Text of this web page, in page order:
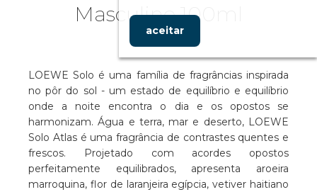
Masculino 100ml
LOEWE Solo é uma família de fragrâncias inspirada
no pôr do sol - um estado de equilíbrio e equilíbrio
onde a noite encontra o dia e os opostos se
harmonizam. Água e terra, mar e deserto, LOEWE
Solo Atlas é uma fragrância de contrastes quentes e
frescos. Projetado com acordes opostos
perfeitamente equilibrados, apresenta aroeira
marroquina, flor de laranjeira egípcia, vetiver haitiano
aceitar